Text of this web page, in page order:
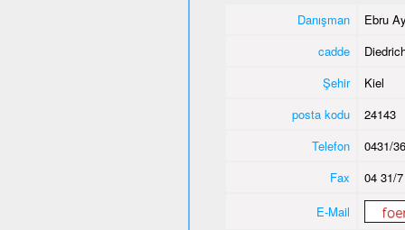
Danışman
Ebru
cadde
Şehir
Kiel
posta kodu
24143
Telefon
0431/
Fax
04 31/
E-Mail